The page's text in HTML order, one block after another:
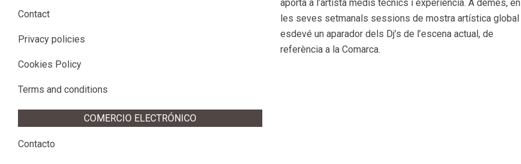
Contact
Privacy policies
Cookies Policy
Terms and conditions
COMERCIO ELECTRÓNICO
Contacto
aporta a l’artista medís tècnics i experiència. A demés, en
les seves setmanals sessions de mostra artística global
esdevé un aparador dels Dj’s de l’escena actual, de
referència a la Comarca.